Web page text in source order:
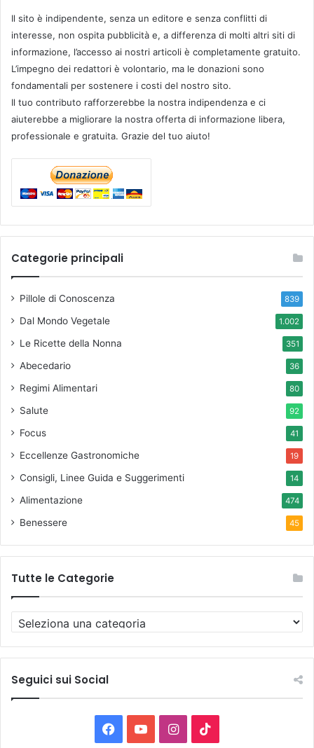
Il sito è indipendente, senza un editore e senza conflitti di
interesse, non ospita pubblicità e, a differenza di molti altri siti di
informazione, l’accesso ai nostri articoli è completamente gratuito.
L’impegno dei redattori è volontario, ma le donazioni sono
fondamentali per sostenere i costi del nostro sito.
Il tuo contributo rafforzerebbe la nostra indipendenza e ci
aiuterebbe a migliorare la nostra offerta di informazione libera,
professionale e gratuita. Grazie del tuo aiuto!
Categorie principali
Pillole di Conoscenza 839
Dal Mondo Vegetale 1.002
Le Ricette della Nonna 351
Abecedario 36
Regimi Alimentari 80
Salute 92
Focus 41
Eccellenze Gastronomiche 19
Consigli, Linee Guida e Suggerimenti 14
Alimentazione 474
Benessere 45
Tutte le Categorie
u
t
e
Seguici sui Social
I